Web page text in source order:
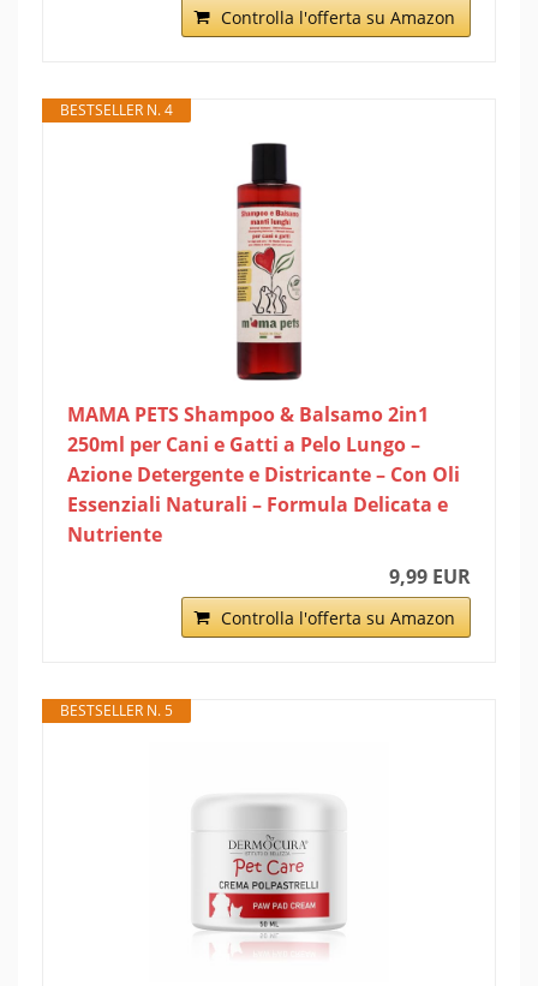
Controlla l'offerta su Amazon
BESTSELLER N. 4
MAMA PETS Shampoo & Balsamo 2in1
250ml per Cani e Gatti a Pelo Lungo –
Azione Detergente e Districante – Con Oli
Essenziali Naturali – Formula Delicata e
Nutriente
9,99 EUR
Controlla l'offerta su Amazon
BESTSELLER N. 5